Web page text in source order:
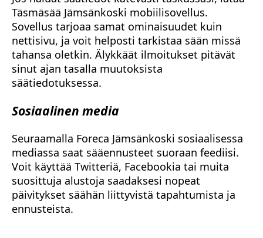
Täsmäsää Jämsänkoski mobiilisovellus.
Sovellus tarjoaa samat ominaisuudet kuin
nettisivu, ja voit helposti tarkistaa sään missä
tahansa oletkin. Älykkäät ilmoitukset pitävät
sinut ajan tasalla muutoksista
säätiedotuksessa.
Sosiaalinen media
Seuraamalla Foreca Jämsänkoski sosiaalisessa
mediassa saat sääennusteet suoraan feediisi.
Voit käyttää Twitteriä, Facebookia tai muita
suosittuja alustoja saadaksesi nopeat
päivitykset säähän liittyvistä tapahtumista ja
ennusteista.